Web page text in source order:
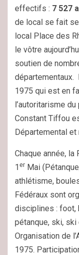
effectifs : 7 527
de local se fait
local Place des
le vôtre
soutien de
départementaux.
1975 qui est en
l’autoritarisme
Constant Tiffou
Départemental et
Chaque année,
1 er Mai
athlétisme,
Fédéraux sont
disciplines : foot,
pétanque, ski,
Organisation de
1975.